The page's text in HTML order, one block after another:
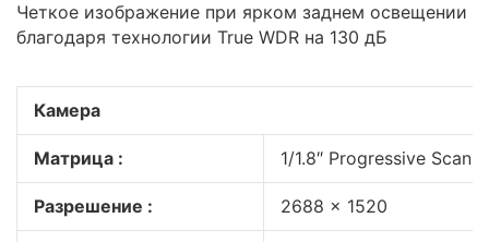
Четкое изображение при ярком заднем освещении
благодаря технологии True WDR на 130 дБ
Камера
Матрица : 1/1.8″ Progressive Scan
Разрешение : 2688 × 1520